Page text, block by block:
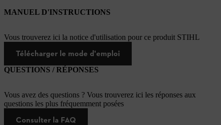
MANUEL D'INSTRUCTIONS
Vous trouverez ici la notice d'utilisation pour ce produit STIHL
Télécharger le mode d'emploi
QUESTIONS / RÉPONSES
Vous avez des questions ? Vous trouverez ici les réponses aux
questions les plus fréquemment posées
Consulter la FAQ